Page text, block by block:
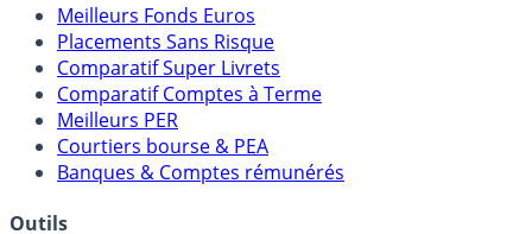
Meilleures Assurances-Vie
Meilleurs Fonds Euros
Placements Sans Risque
Comparatif Super Livrets
Comparatif Comptes à Terme
Meilleurs PER
Courtiers bourse & PEA
Banques & Comptes rémunérés